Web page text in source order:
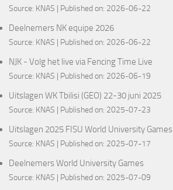
Source: KNAS Published on: 2026-06-22
Deelnemers NK equipe 2026
Source: KNAS Published on: 2026-06-22
NJK - Volg het live via Fencing Time Live
Source: KNAS Published on: 2026-06-19
Uitslagen WK Tbilisi (GEO) 22-30 juni 2025
Source: KNAS Published on: 2025-07-23
Uitslagen 2025 FISU World University Games
Source: KNAS Published on: 2025-07-17
Deelnemers World University Games
Source: KNAS Published on: 2025-07-09